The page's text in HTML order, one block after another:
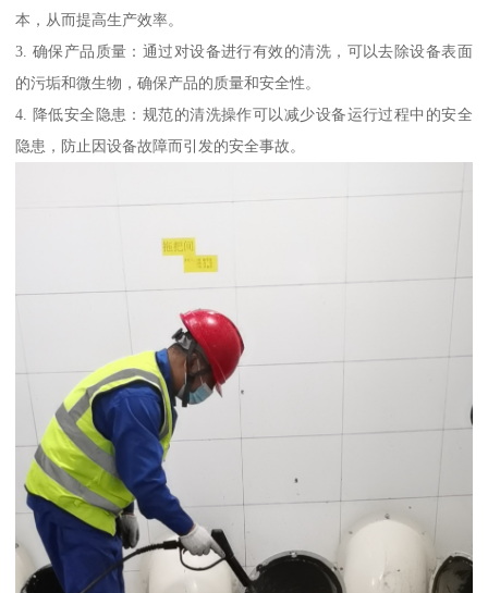
本，从而提高生产效率。
3. 确保产品质量：通过对设备进行有效的清洗，可以去除设备表面
的污垢和微生物，确保产品的质量和安全性。
4. 降低安全隐患：规范的清洗操作可以减少设备运行过程中的安全
隐患，防止因设备故障而引发的安全事故。